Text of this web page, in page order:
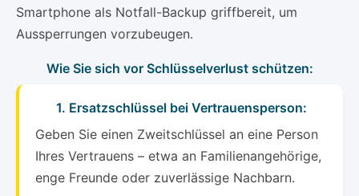
Smartphone als Notfall-Backup griffbereit, um
Aussperrungen vorzubeugen.
Wie Sie sich vor Schlüsselverlust schützen:
1. Ersatzschlüssel bei Vertrauensperson:
Geben Sie einen Zweitschlüssel an eine Person
Ihres Vertrauens – etwa an Familienangehörige,
enge Freunde oder zuverlässige Nachbarn.